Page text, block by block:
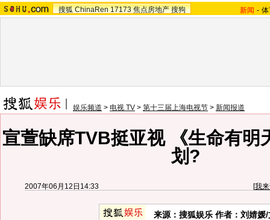
搜狐 ChinaRen 17173 焦点房地产 搜狗 新闻 -
娱乐频道 > 电视 TV > 第十三届上海电视节 > 新闻报道
宣萱缺席TVB挺亚视 《生命有明
划?
2007年06月12日14:33 [我
来源：搜狐娱乐 作者：刘婧媛